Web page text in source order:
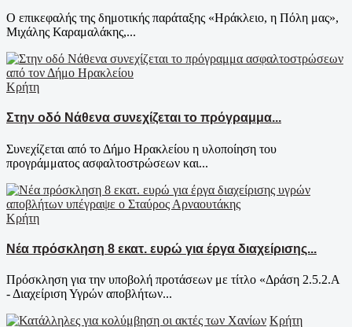
Ο επικεφαλής της δημοτικής παράταξης «Ηράκλειο, η Πόλη μας»,
Μιχάλης Καραμαλάκης,...
Κρήτη
Στην οδό Νάθενα συνεχίζεται το πρόγραμμα...
Συνεχίζεται από το Δήμο Ηρακλείου η υλοποίηση του
προγράμματος ασφαλτοστρώσεων και...
Κρήτη
Νέα πρόσκληση 8 εκατ. ευρώ για έργα διαχείρισης...
Πρόσκληση για την υποβολή προτάσεων με τίτλο «Δράση 2.5.2.Α
- Διαχείριση Υγρών αποβλήτων...
Κρήτη